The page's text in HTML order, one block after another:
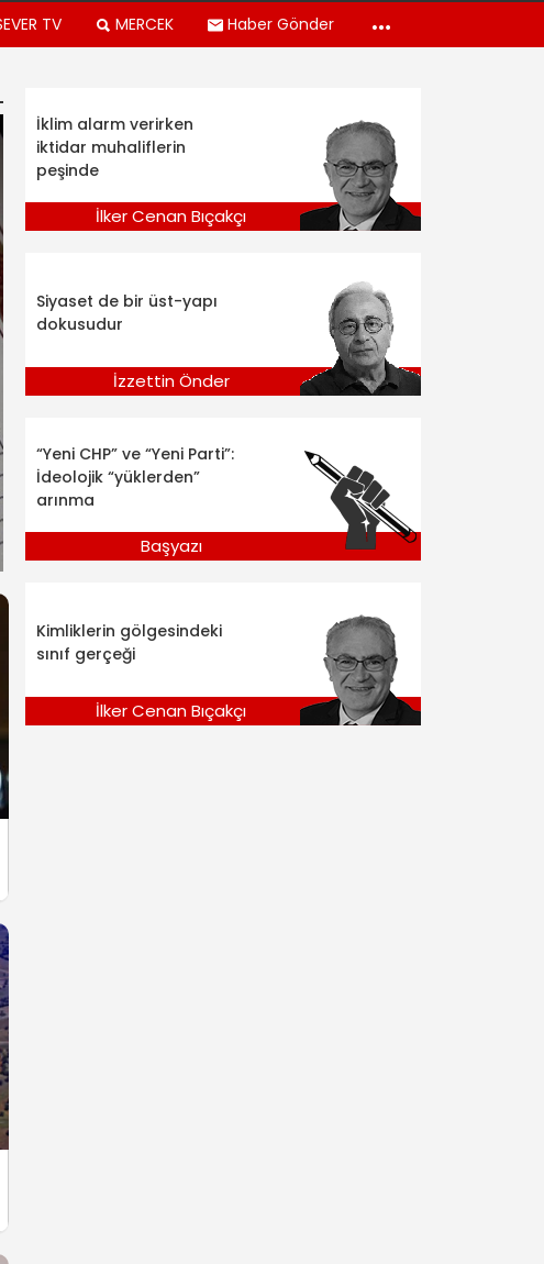
TV MERCEK Haber Gönder
İklim alarm verirken
iktidar muhaliflerin
peşinde
İlker Cenan Bıçakçı
Siyaset de bir üst-yapı
dokusudur
İzzettin Önder
“Yeni CHP” ve “Yeni Parti”:
İdeolojik “yüklerden”
arınma
Başyazı
Kimliklerin gölgesindeki
sınıf gerçeği
İlker Cenan Bıçakçı